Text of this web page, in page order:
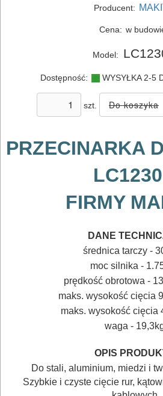
AKUMULATOROWE
AKCESORIA
ELEKTRONARZĘDZI
MAGAZYNOWANIE
TRANSPORTOWANIE
POMIAROWE
NARZĘDZIA
BUDOWLANE
ELEKTRY..
MASZYNKI
Producent:
Cena: w
Model:
Dostępność: WYSYŁKA 2-5
szt.
PRZECINARKA
FIRMY
DANE
średnica tarczy -
moc silnika -
prędkość obrotowa -
maks. wysokość cięcia
maks. wysokość cięcia
waga -
OPIS
Do stali, aluminium, miedzi i
Szybkie i czyste cięcie rur,